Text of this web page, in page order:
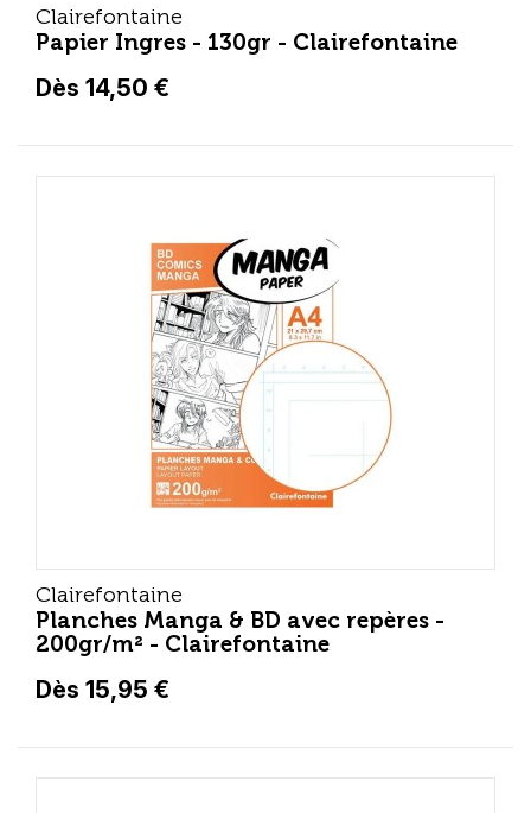
Clairefontaine
Papier Ingres - 130gr - Clairefontaine
Dès 14,50 €
Clairefontaine
Planches Manga & BD avec repères -
200gr/m² - Clairefontaine
Dès 15,95 €